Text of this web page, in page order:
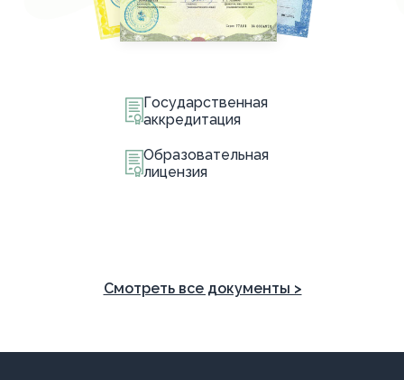
Смотреть все документы >
Государственная
аккредитация
Образовательная
лицензия